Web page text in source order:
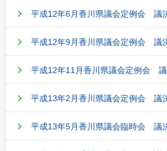
平成12年6月香川県議会定例会 議
平成12年9月香川県議会定例会 議
平成12年11月香川県議会定例会
平成13年2月香川県議会定例会 議
平成13年5月香川県議会臨時会 議